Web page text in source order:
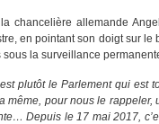
chancelière allemande
en pointant son doigt sur
sous la surveillance
plutôt le Parlement qui
même, pour nous le rappeler,
Depuis le 17 mai 2017,